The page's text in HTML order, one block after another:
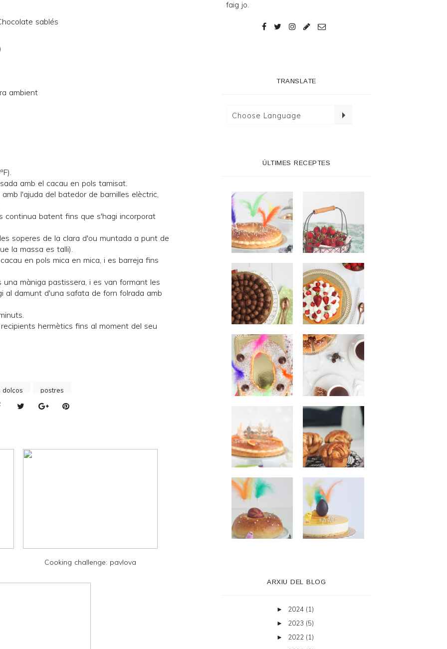
ambient
amb el cacau en pols tamisat.
l'ajuda del batedor de barnilles elèctric,
continua batent fins que s'hagi incorporat
soperes de la clara d'ou muntada a punt de
la massa es talli).
en pols mica en mica, i es barreja fins
màniga pastissera, i es van formant les
al damunt d'una safata de forn folrada amb
hermètics fins al moment del seu
dolços postres
Cooking challenge: pavlova
faig jo.
TRANSLATE
ÚLTIMES RECEPTES
ARXIU DEL BLOG
► 2024 (1)
► 2023 (5)
► 2022 (1)